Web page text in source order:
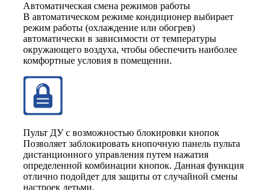
Автоматическая смена режимов работы
В автоматическом режиме кондиционер выбирает
режим работы (охлаждение или обогрев)
автоматически в зависимости от температуры
окружающего воздуха, чтобы обеспечить наиболее
комфортные условия в помещении.
Пульт ДУ с возможностью блокировки кнопок
Позволяет заблокировать кнопочную панель пульта
дистанционного управления путем нажатия
определенной комбинации кнопок. Данная функция
отлично подойдет для защиты от случайной смены
настроек детьми.